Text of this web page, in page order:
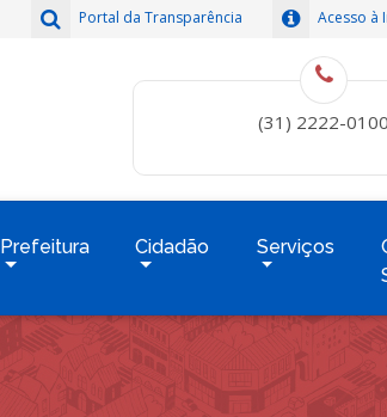
Acesso à
Portal da Transparência
(31) 2222-0100
Prefeitura Cidadão Serviços